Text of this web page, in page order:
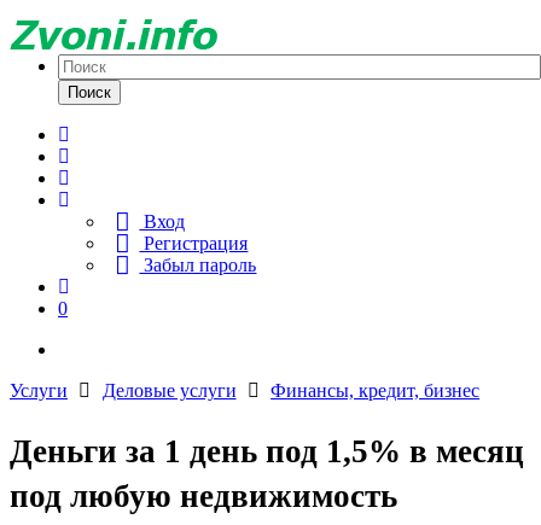
Поиск
Вход
Регистрация
Забыл пароль
0
Услуги Деловые услуги Финансы, кредит, бизнес
Деньги за 1 день под 1,5% в месяц
под любую недвижимость